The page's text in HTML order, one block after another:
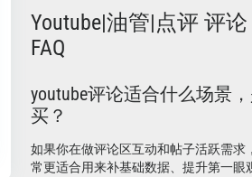
Youtube|油管|点评 评论
FAQ
youtube评论适合什么场景
买？
如果你在做评论区互动和帖子活跃需求
常更适合用来补基础数据、提升第一眼